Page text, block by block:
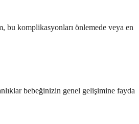
bu komplikasyonları önlemede veya en
bebeğinizin genel gelişimine fayda